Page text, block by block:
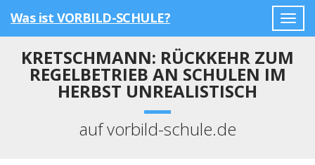
Was ist VORBILD-SCHULE?
KRETSCHMANN: RÜCKKEHR ZUM
REGELBETRIEB AN SCHULEN IM
HERBST UNREALISTISCH
auf vorbild-schule.de